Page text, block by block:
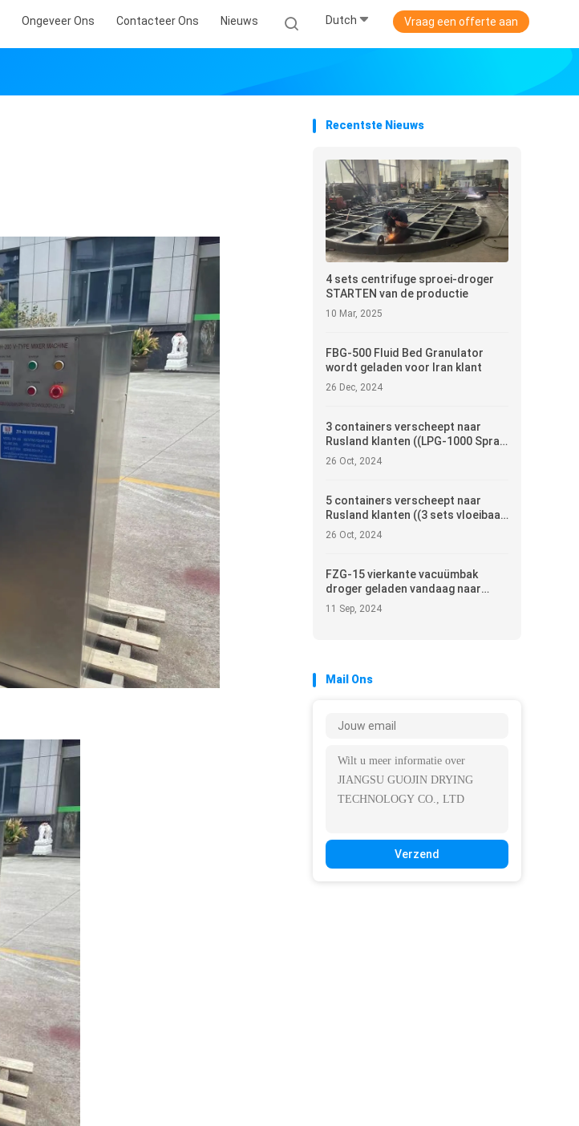
Ongeveer Ons Contacteer Ons Nieuws Dutch Vraag een offerte aan
Recentste Nieuws
4 sets centrifuge sproei-droger
STARTEN van de productie
10 Mar, 2025
FBG-500 Fluid Bed Granulator
wordt geladen voor Iran klant
26 Dec, 2024
3 containers verscheept naar
Rusland klanten ((LPG-1000 Spray
Dryer)
26 Oct, 2024
5 containers verscheept naar
Rusland klanten ((3 sets vloeibaar
bed granulator en 1 set vloeibaar
bed droger)
26 Oct, 2024
FZG-15 vierkante vacuümbak
droger geladen vandaag naar
Rusland klanten
11 Sep, 2024
Mail Ons
Verzend